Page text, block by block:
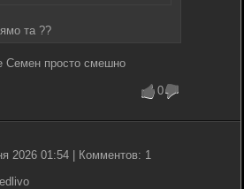
та ??
Семен просто смешно
0
2026 01:54 | Комментов: 1